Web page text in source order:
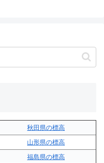
秋田県の標高
山形県の標高
福島県の標高